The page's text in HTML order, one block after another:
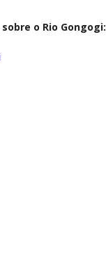
o Rio Gongogi: